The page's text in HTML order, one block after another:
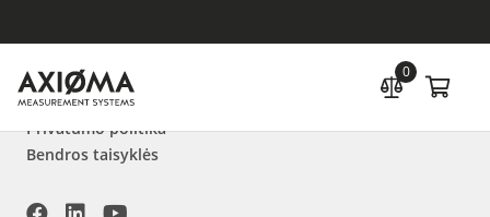
0
APIE MUS
Naujienos
Kontaktai
Privatumo politika
Bendros taisyklės